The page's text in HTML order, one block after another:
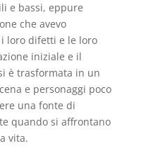
e bassi, eppure
che avevo
loro difetti e le loro
iniziale e il
è trasformata in un
e personaggi poco
una fonte di
quando si affrontano
vita.